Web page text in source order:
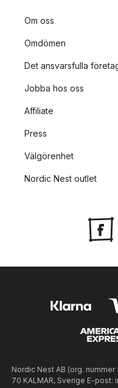
Om oss
Omdömen
Det ansvarsfulla
Jobba hos oss
Affiliate
Press
Välgörenhet
Nordic Nest outlet
Nordic Nest AB (org.
70 KALMAR, Sverige E-